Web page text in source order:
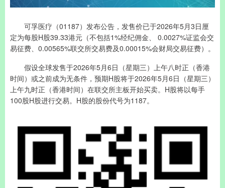
可孚医疗（01187）发布公告，发售价已于2026年5月3日厘
定为每股H股39.33港元（不包括1%经纪佣金、 0.0027%证监会交
易征费、0.00565%联交所交易费及0.00015%会财局交易征费）。
假设全球发售于2026年5月6日（星期三）上午八时正（香港
时间）或之前成为无条件，预期H股将于2026年5月6日（星期三）
上午九时正（香港时间）在联交所主板开始买卖。H股将以每手
100股H股进行交易。H股的股份代号为1187。